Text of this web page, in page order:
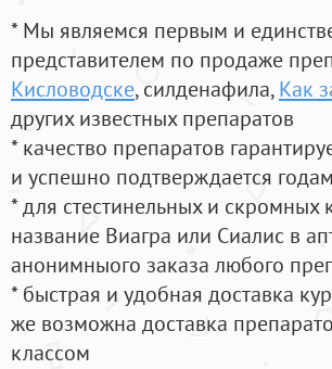
* Мы являемся первым и
представителем по продаже
Кисловодске, силденафила, Как
других известных препаратов
* качество препаратов
и успешно подтверждается
* для стестинельных и
название Виагра или Сиалис в
анонимныого заказа любого
* быстрая и удобная доставка
же возможна доставка
классом